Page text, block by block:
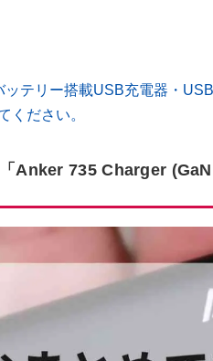
テリー搭載USB充電器・
ください。
Anker 735 Charger